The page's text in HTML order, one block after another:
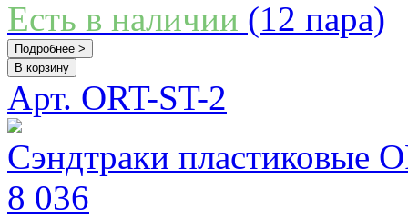
Есть в наличии (12 пара)
Подробнее >
В корзину
Арт. ORT-ST-2
Сэндтраки пластиковые
8 036